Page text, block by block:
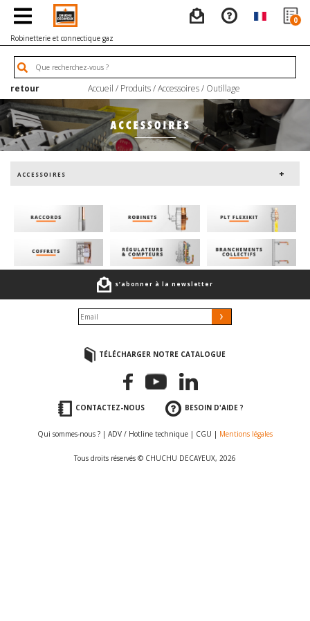
0
Robinetterie et connectique gaz
retour Accueil / Produits/Accessoires/ Outillage
ACCESSOIRES
s’abonner à la newsletter
TÉLÉCHARGER NOTRE CATALOGUE
CONTACTEZ-NOUS BESOIN D'AIDE ?
Qui sommes-nous ? | ADV / Hotline technique | CGU | Mentions légales
Tous droits réservés © CHUCHU DECAYEUX, 2026